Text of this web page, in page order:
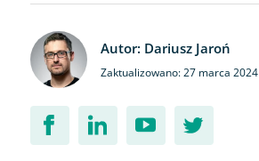
Autor: Dariusz Jaroń
Zaktualizowano: 27 marca 2024